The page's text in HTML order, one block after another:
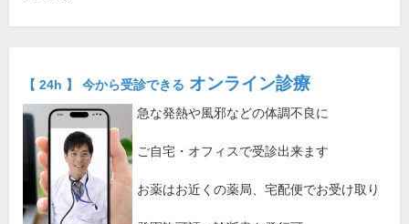
【 24h 】 今から受診できる オンライン診療
急な発熱や風邪などの体調不良に
ご自宅・オフィスで受診出来ます
お薬はお近くの薬局、宅配便でお受け取り